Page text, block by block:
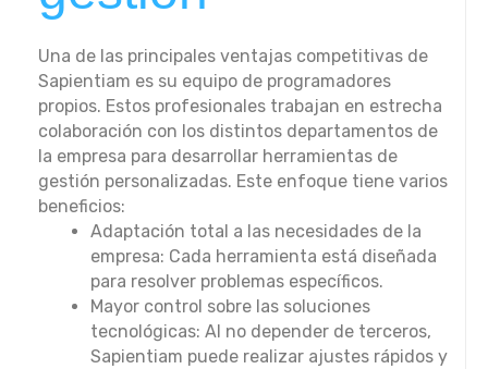
Una de las principales ventajas competitivas de
Sapientiam es su equipo de programadores
propios. Estos profesionales trabajan en estrecha
colaboración con los distintos departamentos de
la empresa para desarrollar herramientas de
gestión personalizadas. Este enfoque tiene varios
beneficios:
Adaptación total a las necesidades de la
empresa: Cada herramienta está diseñada
para resolver problemas específicos.
Mayor control sobre las soluciones
tecnológicas: Al no depender de terceros,
Sapientiam puede realizar ajustes rápidos y